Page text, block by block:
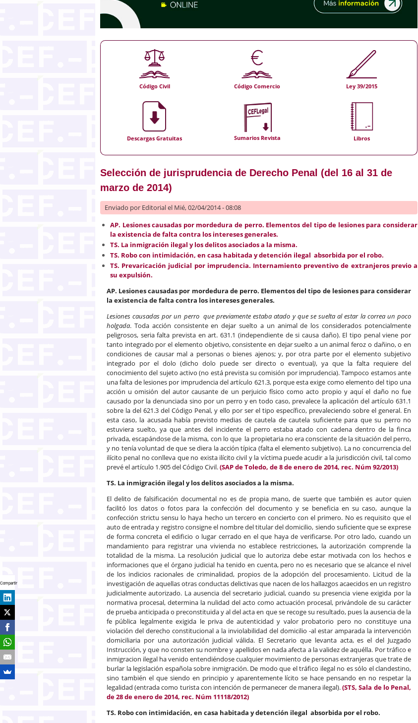
Código Civil Código Comercio Ley 39/2015
Descargas Gratuitas Sumarios Revista Libros
Selección de jurisprudencia de Derecho Penal (del 16 al 31 de
marzo de 2014)
Enviado por Editorialel Mié, 02/04/2014 - 08:08
AP. Lesiones causadas por mordedura de perro. Elementos del tipo de lesiones para considerar
la existencia de falta contra los intereses generales.
TS. La inmigración ilegal y los delitos asociados a la misma.
TS. Robo con intimidación, en casa habitada y detención ilegal absorbida por el robo.
TS. Prevaricación judicial por imprudencia. Internamiento preventivo de extranjeros previo a
su expulsión.
AP. Lesiones causadas por mordedura de perro. Elementos del tipo de lesiones para considerar
la existencia de falta contra los intereses generales.
Lesiones causadas por un perro que previamente estaba atado y que se suelta al estar la correa un poco
holgada. Toda acción consistente en dejar suelto a un animal de los considerados potencialmente
peligrosos, seria falta prevista en art. 631.1 (independiente de si causa daño). El tipo penal viene por
tanto integrado por el elemento objetivo, consistente en dejar suelto a un animal feroz o dañino, o en
condiciones de causar mal a personas o bienes ajenos; y, por otra parte por el elemento subjetivo
integrado por el dolo (dicho dolo puede ser directo o eventual), ya que la falta requiere del
conocimiento del sujeto activo (no está prevista su comisión por imprudencia). Tampoco estamos ante
una falta de lesiones por imprudencia del artículo 621.3, porque esta exige como elemento del tipo una
acción u omisión del autor causante de un perjuicio físico como acto propio y aquí el daño no fue
causado por la denunciada sino por un perro y en todo caso, prevalece la aplicación del artículo 631.1
sobre la del 621.3 del Código Penal, y ello por ser el tipo específico, prevaleciendo sobre el general. En
esta caso, la acusada había previsto medias de cautela de cautela suficiente para que su perro no
estuviera suelto, ya que antes del incidente el perro estaba atado con cadena dentro de la finca
privada, escapándose de la misma, con lo que la propietaria no era consciente de la situación del perro,
y no tenía voluntad de que se diera la acción típica (falta el elemento subjetivo). La no concurrencia del
ilícito penal no conlleva que no exista ilícito civil y la víctima puede acudir a la jurisdicción civil, tal como
prevé el artículo 1.905 del Código Civil.(SAP de Toledo, de 8 de enero de 2014, rec. Núm 92/2013)
TS. La inmigración ilegal y los delitos asociados a la misma.
El delito de falsificación documental no es de propia mano, de suerte que también es autor quien
facilitó los datos o fotos para la confección del documento y se beneficia en su caso, aunque la
confección strictu sensu lo haya hecho un tercero en concierto con el primero. No es requisito que el
auto de entrada y registro consigne el nombre del titular del domicilio, siendo suficiente que se exprese
de forma concreta el edificio o lugar cerrado en el que haya de verificarse. Por otro lado, cuando un
mandamiento para registrar una vivienda no establece restricciones, la autorización comprende la
totalidad de la misma. La resolución judicial que lo autoriza debe estar motivada con los hechos e
informaciones que el órgano judicial ha tenido en cuenta, pero no es necesario que se alcance el nivel
de los indicios racionales de criminalidad, propios de la adopción del procesamiento. Licitud de la
investigación de aquellas otras conductas delictivas que nacen de los hallazgos acaecidos en un registro
judicialmente autorizado. La ausencia del secretario judicial, cuando su presencia viene exigida por la
normativa procesal, determina la nulidad del acto como actuación procesal, privándole de su carácter
de prueba anticipada o preconstituida y al del acta en que se recoge su resultado, pues la ausencia de la
fe pública legalmente exigida le priva de autenticidad y valor probatorio pero no constituye una
violación del derecho constitucional a la inviolabilidad del domicilio -al estar amparada la intervención
domiciliaria por una autorización judicial válida. El Secretario que levanta acta, es el del Juzgado
Instrucción, y que no consten su nombre y apellidos en nada afecta a la validez de aquélla. Por tráfico e
inmigracion ilegal ha venido entendiéndose cualquier movimiento de personas extranjeras que trate de
burlar la legislación española sobre inmigración. De modo que el tráfico ilegal no es sólo el clandestino,
sino también el que siendo en principio y aparentemente lícito se hace pensando en no respetar la
legalidad (entrada como turista con intención de permanecer de manera ilegal).(STS, Sala de lo Penal,
de 28 de enero de 2014, rec. Núm 11118/2012)
TS. Robo con intimidación, en casa habitada y detención ilegal absorbida por el robo.
Compartir